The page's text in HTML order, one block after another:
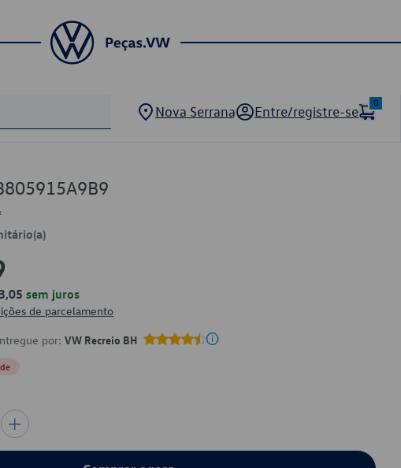
Nova Serrana Entre/registre-se
0
sem juros
de parcelamento
por: VW Recreio BH